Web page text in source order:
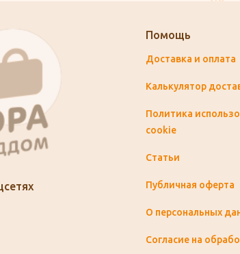
Помощь
Доставка и оплата
Калькулятор
Политика
cookie
Статьи
Публичная оферта
О персональных
Согласие на